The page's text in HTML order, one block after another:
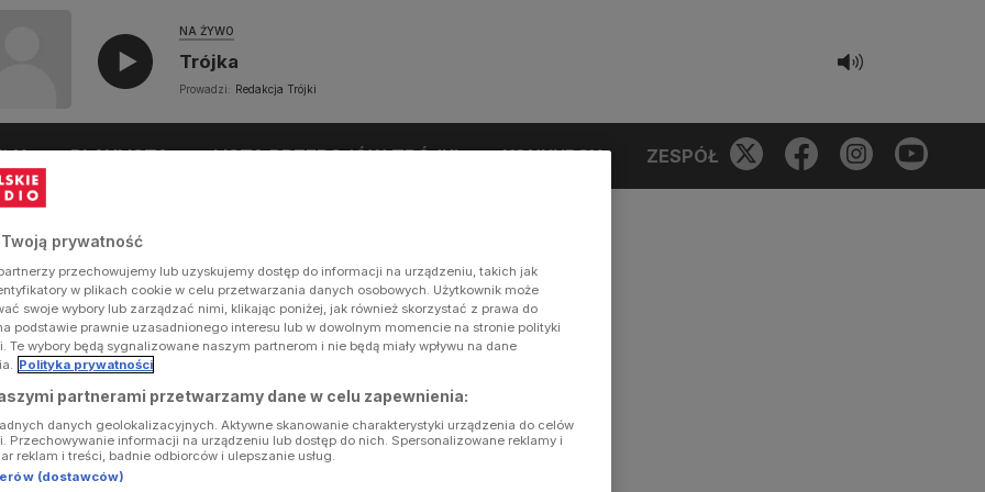
NA ŻYWO
Trójka
Prowadzi: Redakcja Trójki
PLAYLISTA LISTA PRZEBOJÓW TRÓJKI KONKURSY ZESPÓŁ
Twoją prywatność
przechowujemy lub uzyskujemy dostęp do informacji na urządzeniu, takich jak
w plikach cookie w celu przetwarzania danych osobowych. Użytkownik może
swoje wybory lub zarządzać nimi, klikając poniżej, jak również skorzystać z prawa do
podstawie prawnie uzasadnionego interesu lub w dowolnym momencie na stronie polityki
Te wybory będą sygnalizowane naszym partnerom i nie będą miały wpływu na dane
Polityka prywatności
partnerami przetwarzamy dane w celu zapewnienia:
danych geolokalizacyjnych. Aktywne skanowanie charakterystyki urządzenia do celów
Przechowywanie informacji na urządzeniu lub dostęp do nich. Spersonalizowane reklamy i
reklam i treści, badnie odbiorców i ulepszanie usług.
(dostawców)